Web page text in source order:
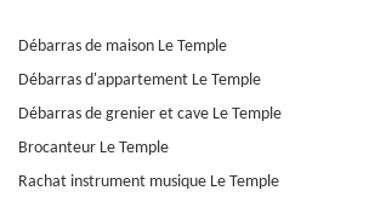
Débarras de maison Le Temple
Débarras d'appartement Le Temple
Débarras de grenier et cave Le Temple
Brocanteur Le Temple
Rachat instrument musique Le Temple